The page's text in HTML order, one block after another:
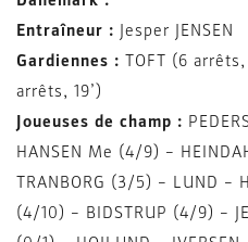
Entraîneur : Jesper JENSEN
Gardiennes : TOFT (6 arrêts,
arrêts, 19’)
Joueuses de champ :
HANSEN Me (4/9) –
TRANBORG (3/5) – LUND –
(4/10) – BIDSTRUP (4/9) –